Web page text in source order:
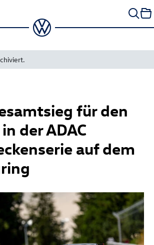
für den
in der ADAC
auf dem